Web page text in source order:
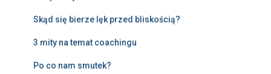
Skąd się bierze lęk przed bliskością?
3 mity na temat coachingu
Po co nam smutek?